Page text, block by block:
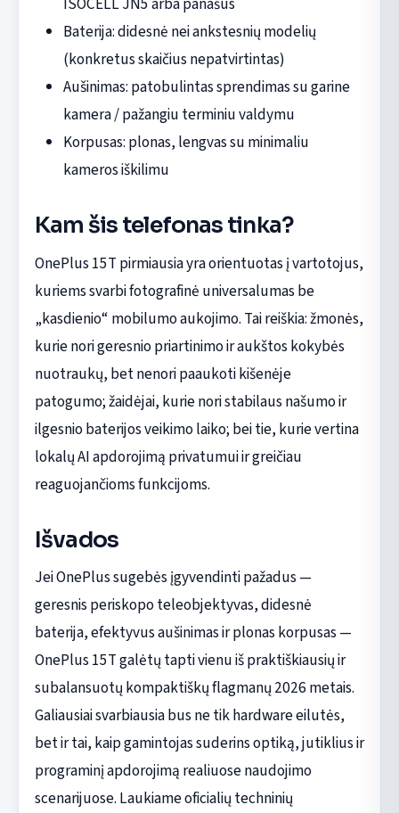
Baterija: didesnė nei ankstesnių modelių
(konkretus skaičius nepatvirtintas)
Aušinimas: patobulintas sprendimas su garine
kamera / pažangiu terminiu valdymu
Korpusas: plonas, lengvas su minimaliu
kameros iškilimu
Kam šis telefonas tinka?
OnePlus 15T pirmiausia yra orientuotas į vartotojus,
kuriems svarbi fotografinė universalumas be
„kasdienio“ mobilumo aukojimo. Tai reiškia: žmonės,
kurie nori geresnio priartinimo ir aukštos kokybės
nuotraukų, bet nenori paaukoti kišenėje
patogumo; žaidėjai, kurie nori stabilaus našumo ir
ilgesnio baterijos veikimo laiko; bei tie, kurie vertina
lokalų AI apdorojimą privatumui ir greičiau
reaguojančioms funkcijoms.
Išvados
Jei OnePlus sugebės įgyvendinti pažadus —
geresnis periskopo teleobjektyvas, didesnė
baterija, efektyvus aušinimas ir plonas korpusas —
OnePlus 15T galėtų tapti vienu iš praktiškiausių ir
subalansuotų kompaktiškų flagmanų 2026 metais.
Galiausiai svarbiausia bus ne tik hardware eilutės,
bet ir tai, kaip gamintojas suderins optiką, jutiklius ir
programinį apdorojimą realiuose naudojimo
scenarijuose. Laukiame oficialių techninių